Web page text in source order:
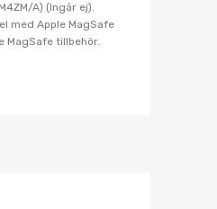
A) (Ingår ej).
med Apple MagSafe
MagSafe tillbehör.